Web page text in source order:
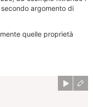
argomento di
quelle proprietà